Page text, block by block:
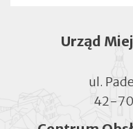
Urząd
ul.
42-